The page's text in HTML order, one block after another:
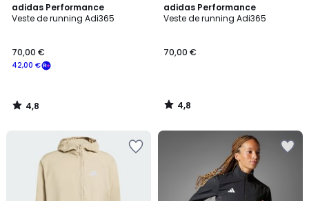
adidas Performance
Veste de running Adi365
€
souscrivez
notre
programme
place
42,00
42,00 €
70,00 €
4,8
/ 5
4,8
/
adidas Performance
Veste de running Adi365
70,00 €
4,8
/ 5
4,8
/